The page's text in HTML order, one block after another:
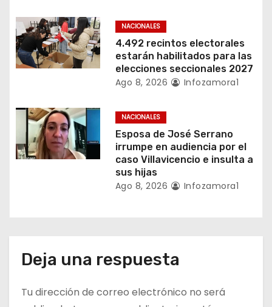
a
d
a
NACIONALES
4.492 recintos electorales
estarán habilitados para las
elecciones seccionales 2027
Ago 8, 2026 Infozamora1
NACIONALES
Esposa de José Serrano
irrumpe en audiencia por el
caso Villavicencio e insulta a
sus hijas
Ago 8, 2026 Infozamora1
Deja una respuesta
Tu dirección de correo electrónico no será